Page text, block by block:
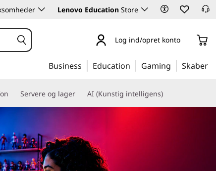
Lenovo Education Store
Log ind/opret konto
Business Education Gaming Skaber
Servere og lager AI (Kunstig intelligens)